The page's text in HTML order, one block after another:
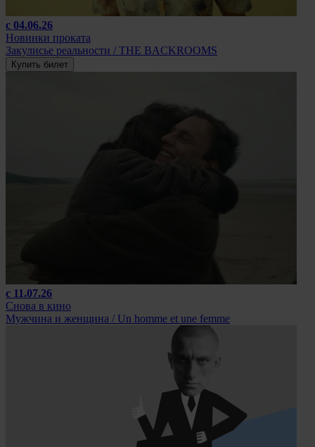
с 04.06.26
Новинки проката
Закулисье реальности / THE BACKROOMS
Купить билет
с 11.07.26
Снова в кино
Мужчина и женщина / Un homme et une femme